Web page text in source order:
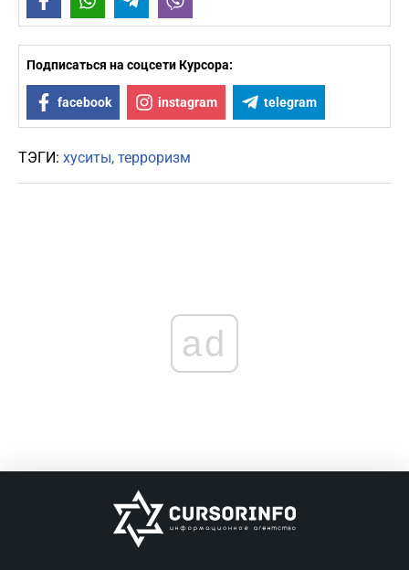
Подписаться на соцсети Курсора:
facebook instagram telegram
ТЭГИ: хуситы терроризм
ad